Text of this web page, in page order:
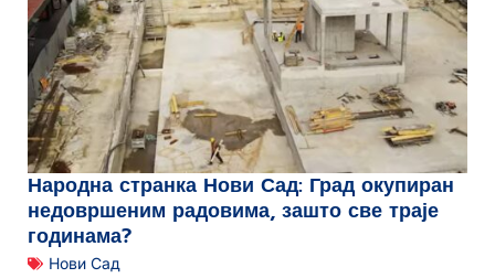
Народна странка Нови Сад: Град окупиран
недовршеним радовима, зашто све траје
годинама?
Нови Сад